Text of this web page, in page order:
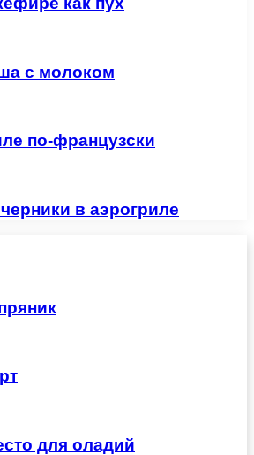
с молоком
по-французски
в аэрогриле
для оладий